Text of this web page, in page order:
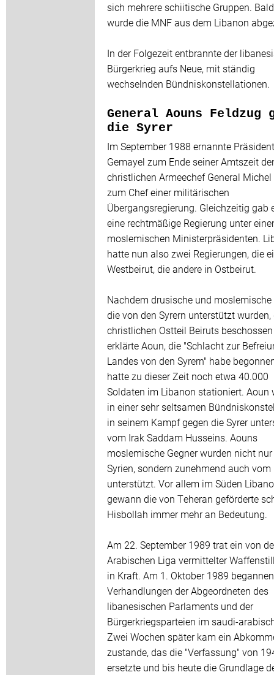
sich mehrere schiitische Gruppen.
wurde die MNF aus dem Libanon
In der Folgezeit entbrannte der
Bürgerkrieg aufs Neue, mit ständig
wechselnden Bündniskonstellationen.
General Aouns Feldzug
die Syrer
Im September 1988 ernannte
Gemayel zum Ende seiner Amtszeit
christlichen Armeechef General
zum Chef einer militärischen
Übergangsregierung. Gleichzeitig gab
eine rechtmäßige Regierung unter
moslemischen Ministerpräsidenten.
hatte nun also zwei Regierungen, die
Westbeirut, die andere in Ostbeirut.
Nachdem drusische und
die von den Syrern unterstützt wurden,
christlichen Ostteil Beiruts
erklärte Aoun, die "Schlacht zur
Landes von den Syrern" habe
hatte zu dieser Zeit noch etwa 40.000
Soldaten im Libanon stationiert. Aoun
in einer sehr seltsamen
in seinem Kampf gegen die Syrer
vom Irak Saddam Husseins. Aouns
moslemische Gegner wurden nicht
Syrien, sondern zunehmend auch vom
unterstützt. Vor allem im Süden
gewann die von Teheran geförderte
Hisbollah immer mehr an Bedeutung.
Am 22. September 1989 trat ein von
Arabischen Liga vermittelter
in Kraft. Am 1. Oktober 1989 begannen
Verhandlungen der Abgeordneten des
libanesischen Parlaments und der
Bürgerkriegsparteien im saudi-
Zwei Wochen später kam ein
zustande, das die "Verfassung" von
ersetzte und bis heute die Grundlage